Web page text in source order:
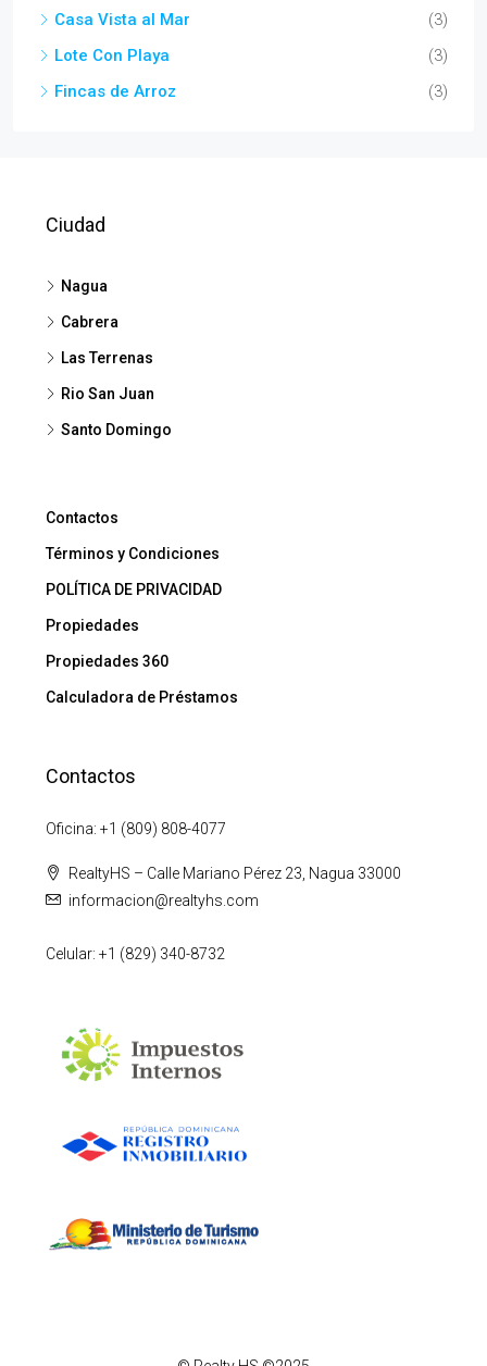
Casa Vista al Mar
(3)
Lote Con Playa
(3)
Fincas de Arroz
(3)
Ciudad
Nagua
Cabrera
Las Terrenas
Rio San Juan
Santo Domingo
Contactos
Términos y Condiciones
POLÍTICA DE PRIVACIDAD
Propiedades
Propiedades 360
Calculadora de Préstamos
Contactos
Oficina: +1 (809) 808-4077
RealtyHS – Calle Mariano Pérez 23, Nagua 33000
informacion@realtyhs.com
Celular: +1 (829) 340-8732